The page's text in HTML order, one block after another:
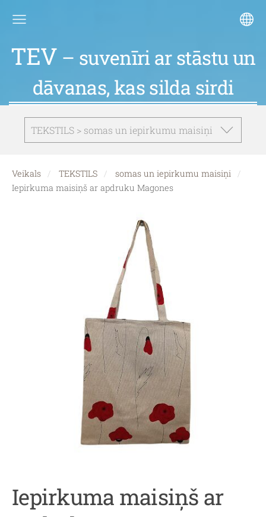
TEV – suvenīri ar stāstu un
dāvanas, kas silda sirdi
TEKSTILS > somas un iepirkumu maisiņi
Veikals TEKSTILS
somas un iepirkumu maisiņi
Iepirkuma maisiņš ar apdruku Magones
Iepirkuma maisiņš ar